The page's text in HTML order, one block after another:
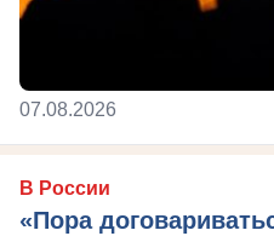
07.08.2026
В России
«Пора